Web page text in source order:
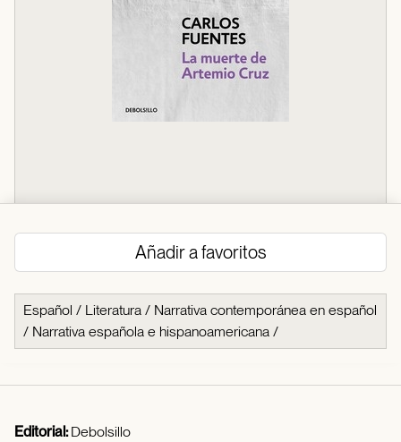
Añadir a favoritos
Español / Literatura / Narrativa contemporánea en español
/ Narrativa española e hispanoamericana /
Editorial:Debolsillo